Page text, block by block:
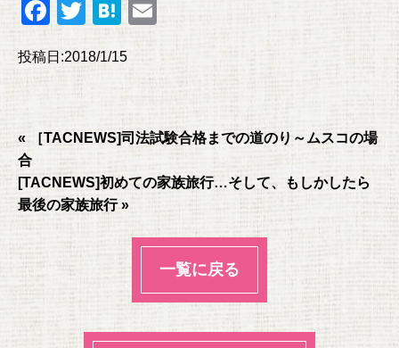
F
a
c
b
o
o
k
T
wi
tt
H
at
e
a
m
投稿日:2018/1/15
« ［TACNEWS]司法試験合格までの道のり～ムスコの場
合
[TACNEWS]初めての家族旅行…そして、もしかしたら
最後の家族旅行 »
一覧に戻る